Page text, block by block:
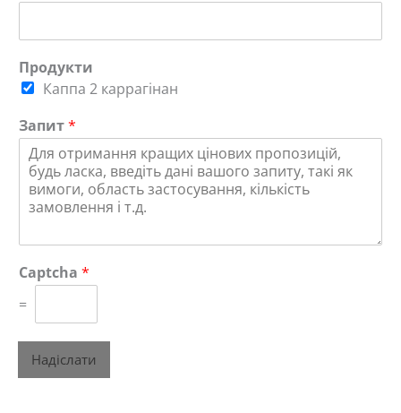
Продукти
Каппа 2 каррагінан
Запит*
Captcha *
=
Надіслати